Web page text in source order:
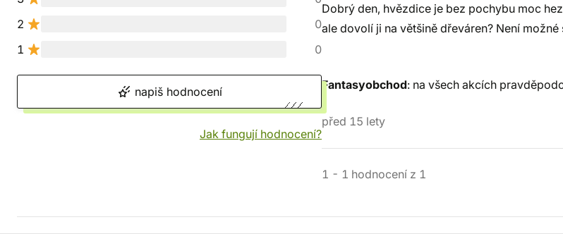
2
0
1
0
napiš hodnocení
Jak fungují hodnocení?
Dobrý den, hvězdice je bez pochybu moc
ale dovolí ji na většině dřeváren? Není
Fantasyobchod: na všech akcích
před 15 lety
1 - 1 hodnocení z 1